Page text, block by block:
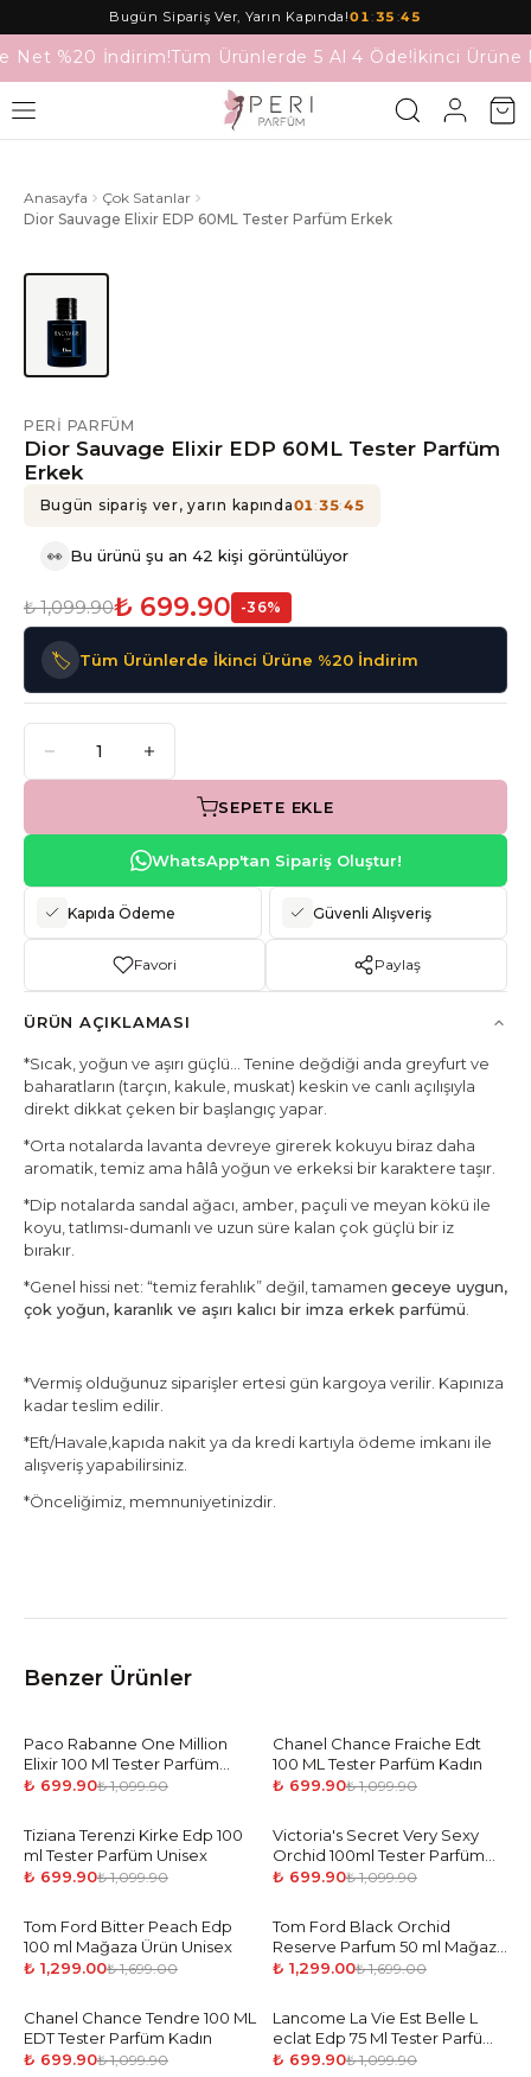
Bugün Sipariş Ver, Yarın Kapında!01:35 :45
Net %20 İndirim!Tüm Ürünlerde 5 Al 4 Öde!İkinci Ürüne
Anasayfa
Çok Satanlar
Dior Sauvage Elixir EDP 60ML Tester Parfüm Erkek
PERI PARFÜM
Dior Sauvage Elixir EDP 60ML Tester Parfüm
Erkek
Bugün sipariş ver, yarın kapında01:35:45
👀 Bu ürünü şu an 42 kişi görüntülüyor
₺ 1,099.90₺ 699.90 -36%
🏷️ Tüm Ürünlerde İkinci Ürüne %20 İndirim
SEPETE EKLE
WhatsApp'tan Sipariş Oluştur!
Kapıda Ödeme Güvenli Alışveriş
Favori Paylaş
ÜRÜN AÇIKLAMASI
*Sıcak, yoğun ve aşırı güçlü… Tenine değdiği anda greyfurt ve
baharatların (tarçın, kakule, muskat) keskin ve canlı açılışıyla
direkt dikkat çeken bir başlangıç yapar.
*Orta notalarda lavanta devreye girerek kokuyu biraz daha
aromatik, temiz ama hâlâ yoğun ve erkeksi bir karaktere taşır.
*Dip notalarda sandal ağacı, amber, paçuli ve meyan kökü ile
koyu, tatlımsı-dumanlı ve uzun süre kalan çok güçlü bir iz
bırakır.
*Genel hissi net: “temiz ferahlık” değil, tamamen geceye uygun,
çok yoğun, karanlık ve aşırı kalıcı bir imza erkek parfümü.
*Vermiş olduğunuz siparişler ertesi gün kargoya verilir. Kapınıza
kadar teslim edilir.
*Eft/Havale,kapıda nakit ya da kredi kartıyla ödeme imkanı ile
alışveriş yapabilirsiniz.
*Önceliğimiz, memnuniyetinizdir.
Benzer Ürünler
-36 %
Paco Rabanne One Million
Elixir 100 Ml Tester Parfüm
Tester
₺ 699.90₺ 1,099.90
-36%
Chanel Chance Fraiche Edt
100 ML Tester Parfüm Kadın
₺ 699.90₺ 1,099.90
-36%
Tiziana Terenzi Kirke Edp 100
ml Tester Parfüm Unisex
₺ 699.90₺ 1,099.90
-36%
Victoria's Secret Very Sexy
Orchid 100ml Tester Parfüm
Kadın
₺ 699.90₺ 1,099.90
-24%
Tom Ford Bitter Peach Edp
100 ml Mağaza Ürün Unisex
₺ 1,299.00₺ 1,699.00
-24%
Tom Ford Black Orchid
Reserve Parfum 50 ml Mağaza
Ürün Unisex
₺ 1,299.00₺ 1,699.00
-36%
Chanel Chance Tendre 100 ML
EDT Tester Parfüm Kadın
₺ 699.90₺ 1,099.90
-36%
Lancome La Vie Est Belle L
eclat Edp 75 Ml Tester Parfüm
Kadın
₺ 699.90₺ 1,099.90